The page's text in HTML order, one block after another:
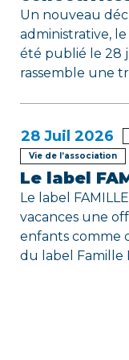
Un nouveau
administrative,
été publié le 28
rassemble une
28 Juil 2026
Vie de l’association
Le label
Le label
vacances une
enfants comme
du label Famille